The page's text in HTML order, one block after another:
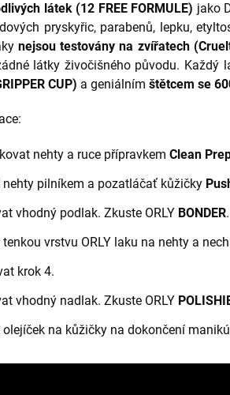
látek (12 FREE FORMULE) jako
pryskyřic, parabenů, lepku,
nejsou testovány na zvířatech
látky živočišného původu. Každý
CUP) a geniálním štětcem se
nehty a ruce přípravkem Clean
nehty pilníkem a pozatláčať kůžičky
vhodný podlak. Zkuste ORLY BONDER.
tenkou vrstvu ORLY laku na nehty a
krok 4.
vhodný nadlak. Zkuste ORLY
olejíček na kůžičky na dokončení